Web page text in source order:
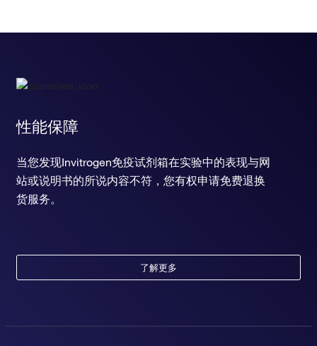
性能保障
当您发现Invitrogen免疫试剂箱在实验中的表现与网
站或说明书的所说内容不符，您有权申请免费退换
货服务。
了解更多